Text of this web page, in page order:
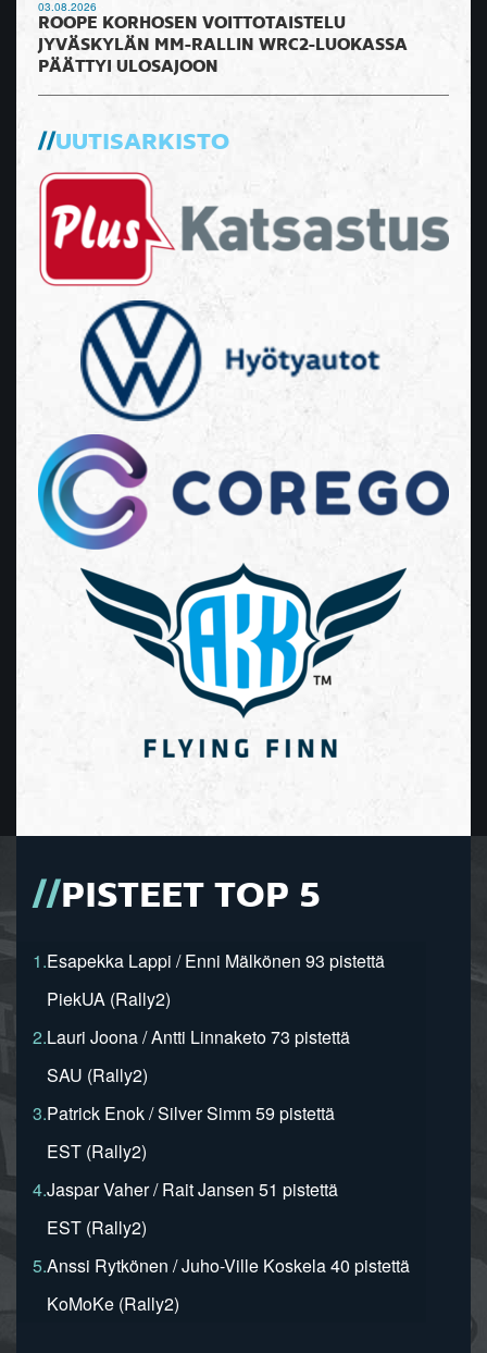
03.08.2026
ROOPE KORHOSEN VOITTOTAISTELU
JYVÄSKYLÄN MM-RALLIN WRC2-LUOKASSA
PÄÄTTYI ULOSAJOON
UUTISARKISTO
PISTEET TOP 5
1.Esapekka Lappi / Enni Mälkönen 93 pistettä
PiekUA (Rally2)
2.Lauri Joona / Antti Linnaketo 73 pistettä
SAU (Rally2)
3.Patrick Enok / Silver Simm 59 pistettä
EST (Rally2)
4.Jaspar Vaher / Rait Jansen 51 pistettä
EST (Rally2)
5.Anssi Rytkönen / Juho-Ville Koskela 40 pistettä
KoMoKe (Rally2)